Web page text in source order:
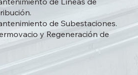
de Subestaciones.
y Regeneración de